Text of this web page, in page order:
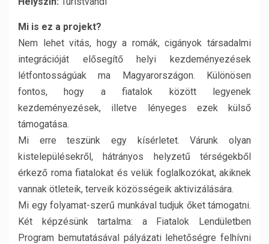
Mi is ez a projekt?
Nem lehet vitás, hogy a romák, cigányok társadalmi
integrációját elősegítő helyi kezdeményezések
létfontosságúak ma Magyarországon. Különösen
fontos, hogy a fiatalok között legyenek
kezdeményezések, illetve lényeges ezek külső
támogatása.
Mi erre teszünk egy kísérletet. Várunk olyan
kistelepülésekről, hátrányos helyzetű térségekből
érkező roma fiatalokat és velük foglalkozókat, akiknek
vannak ötleteik, terveik közösségeik aktivizálására.
Mi egy folyamat-szerű munkával tudjuk őket támogatni.
Két képzésünk tartalma: a Fiatalok Lendületben
Program bemutatásával pályázati lehetőségre felhívni